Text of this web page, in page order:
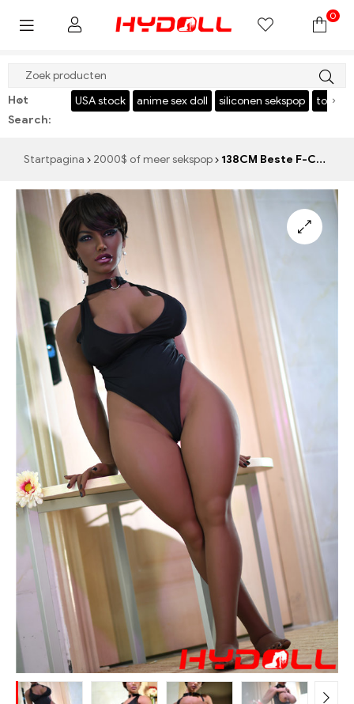
$999 REDDEN $50，CODE：HY50
Hot
Search:
USA stock anime sex doll siliconen sekspop torso Japanse
‹ ›
0
Startpagina 2000$ of meer sekspop 138CM Beste F-Cup sekspoppen